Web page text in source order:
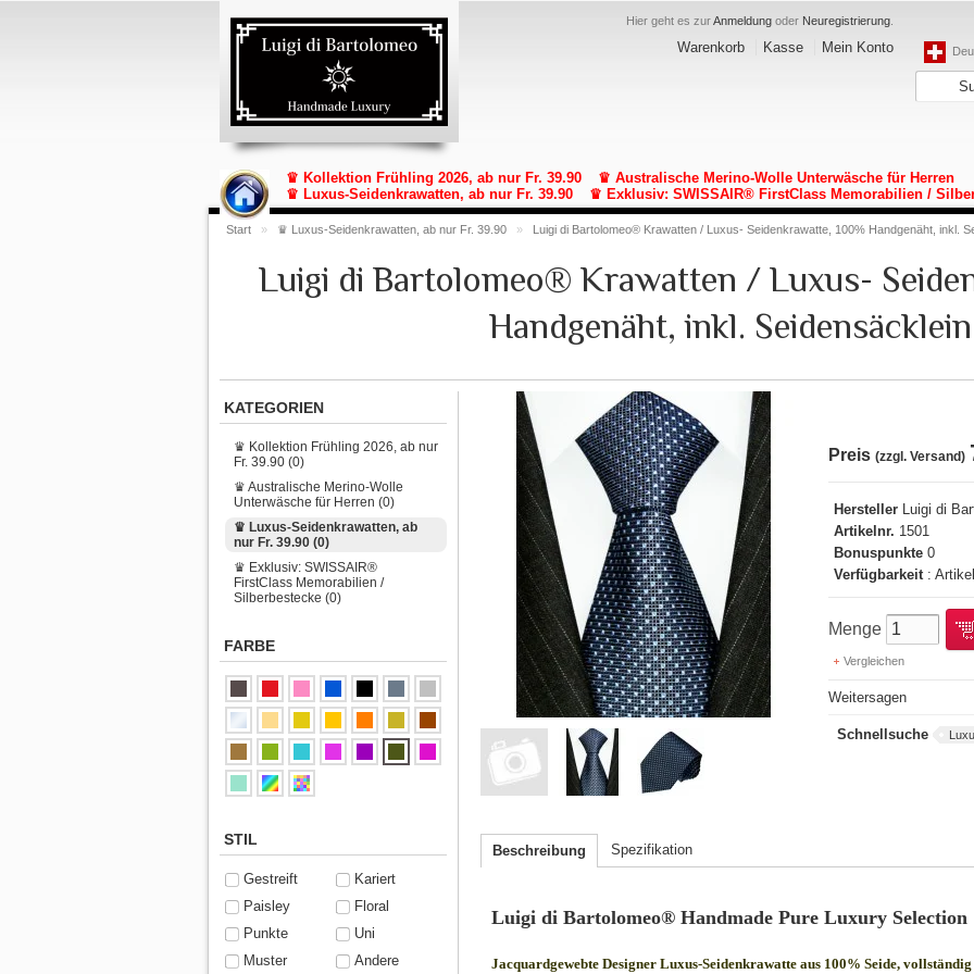
Hier geht es zurAnmeldung oder Neuregistrierung
Warenkorb Kasse Mein Konto
♛ Kollektion Frühling 2026, ab nur Fr. 39.90
♛ Australische Merino-Wolle Unterwäsche für Herren
♛ Luxus-Seidenkrawatten, ab nur Fr. 39.90
♛ Exklusiv: SWISSAIR® FirstClass Memorabilien /
Start » ♛ Luxus-Seidenkrawatten, ab nur Fr. 39.90 » Luigi di Bartolomeo® Krawatten / Luxus- Seidenkrawatte, 100% Handgenäht, inkl.
Luigi di Bartolomeo® Krawatten / Luxus-
Handgenäht, inkl. Seidensäcklein
Preis (zzgl. Versand)
Hersteller Luigi di
Artikelnr. 1501
Bonuspunkte 0
Verfügbarkeit :
Menge
Vergleichen
Weitersagen
Schnellsuche
Beschreibung Spezifikation
Luigi di Bartolomeo® Handmade Pure Luxury Selection
Jacquardgewebte Designer Luxus-Seidenkrawatte aus 100% Seide,
KATEGORIEN
♛ Kollektion Frühling 2026, ab nur
Fr. 39.90 (0)
♛ Australische Merino-Wolle
Unterwäsche für Herren (0)
♛ Luxus-Seidenkrawatten, ab
nur Fr. 39.90 (0)
♛ Exklusiv: SWISSAIR®
FirstClass Memorabilien /
Silberbestecke (0)
FARBE
STIL
Gestreift
Kariert
Paisley
Floral
Punkte
Uni
Muster
Andere